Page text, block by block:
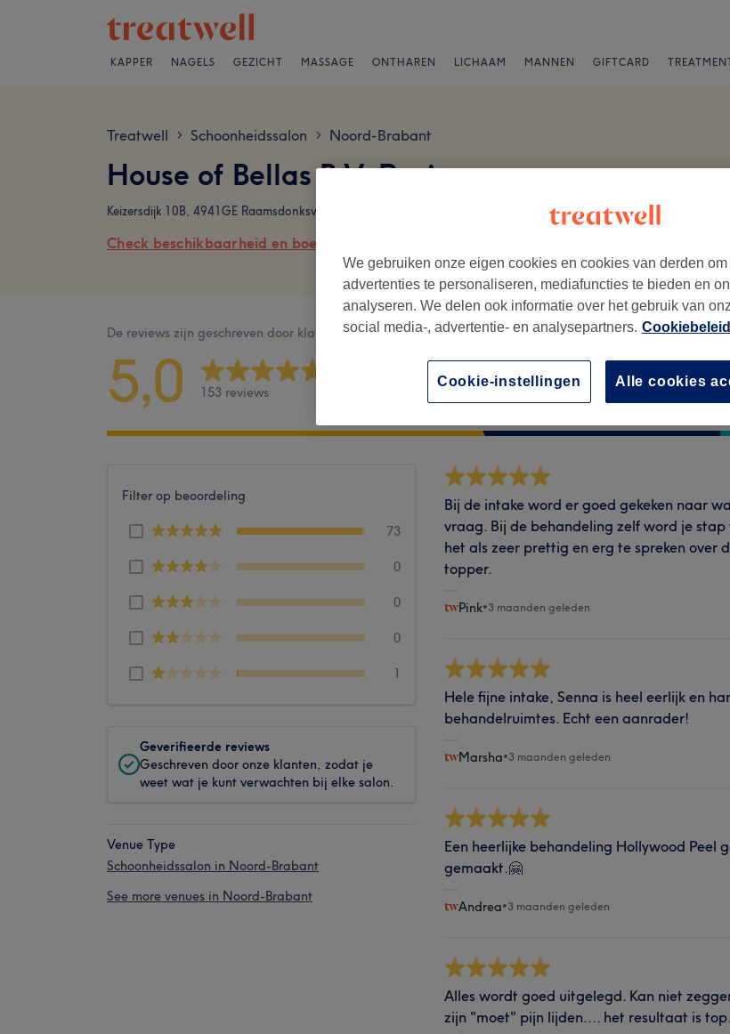
KAPPER NAGELS GEZICHT MASSAGE ONTHAREN LICHAAM MANNEN GIFTCARD
Treatwell > Schoonheidssalon > Noord-Brabant
House of Bellas B.V. Reviews
Keizersdijk 10B, 4941GE Raamsdonksveer
Check beschikbaarheid en boek online
De reviews zijn geschreven door klanten na hun bezoek.
5,0 153 reviews
Filter op beoordeling
73
0
0
0
1
Geverifieerde reviews
Geschreven door onze klanten, zodat je
weet wat je kunt verwachten bij elke salon.
Venue Type
Schoonheidssalon in Noord-Brabant
See more venues in Noord-Brabant
Bij de intake word er goed gekeken naar
vraag. Bij de behandeling zelf word je
het als zeer prettig en erg te spreken over
topper.
Pink•3 maanden geleden
Hele fijne intake, Senna is heel eerlijk en
behandelruimtes. Echt een aanrader!
Marsha•3 maanden geleden
Een heerlijke behandeling Hollywood Peel
gemaakt.🤗
Andrea•3 maanden geleden
Alles wordt goed uitgelegd. Kan niet
zijn "moet" pijn lijden.... het resultaat is
We gebruiken onze eigen cookies en cookies van derden
advertenties te personaliseren, mediafuncties te bieden en
analyseren. We delen ook informatie over het gebruik van
social media-, advertentie- en analysepartners. Cookiebeleid
Alle cookies
Cookie-instellingen